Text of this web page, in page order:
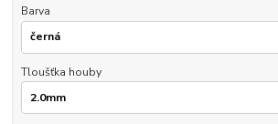
Barva
Tloušťka houby